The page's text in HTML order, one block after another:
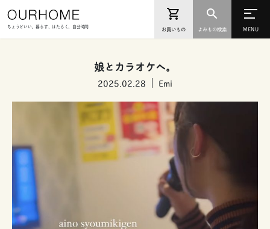
ちょうどいい。暮らす、はたらく、自分時間
娘とカラオケへ。
2025.02.28 Emi
お買いもの よみもの検索